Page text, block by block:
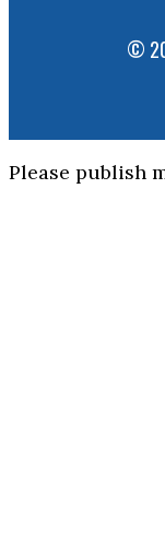
©
Please publish